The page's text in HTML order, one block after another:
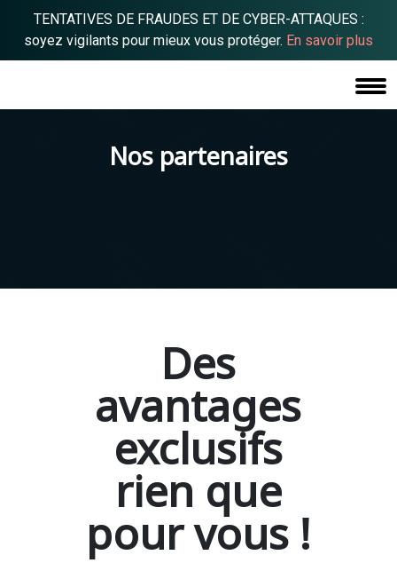
TENTATIVES DE FRAUDES ET DE CYBER-ATTAQUES :
soyez vigilants pour mieux vous protéger. En savoir plus
Nos partenaires
Des
avantages
exclusifs
rien que
pour vous !